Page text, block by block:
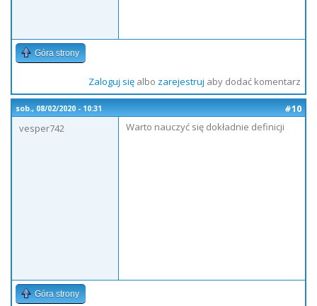
Góra strony
Zaloguj sięalbo zarejestruj aby dodać komentarz
sob., 08/02/2020 - 10:31
#10
vesper742
Warto nauczyć się dokładnie definicji
Góra strony